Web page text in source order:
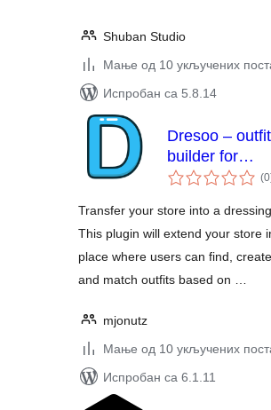
Shuban Studio
Мање од 10 укључених
Испробан са 5.8.14
Dresoo – outfit
builder for
(0
Transfer your store into a
This plugin will extend your store
place where users can find,
and match outfits based on …
mjonutz
Мање од 10 укључених
Испробан са 6.1.11